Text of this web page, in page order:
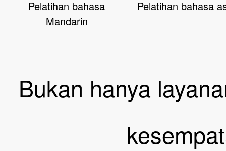
Pelatihan bahasa
Mandarin
Pelatihan bahasa
Bukan hanya